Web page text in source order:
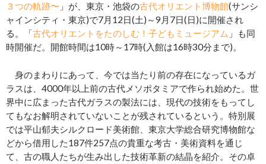
３つの軌跡〜 」が、東京・池袋の古代オリエント博物館(サンシ
ャインシティ・東京)で7月12日(土)～9月7日(日)に開催され
る。「古代オリエントをたのしむ！子どもミュージアム 」も同
時開催だ。開館時間は10時～17時(入館は16時30分まで)。
身のまわりにあって、今では当たり前の存在になっているガ
ラスは、4000年以上前の古代メソポタミアで作られ始めた。世
界中に広まった古代ガラスの製法には、現代の技術をもってし
てもなお解明されていないことが残されているという。特別展
では平山郁夫シルクロード美術館、東京大学総合研究博物館な
どから借用した187件257点の貴重な考古・美術資料を通じ
て、古の職人たちが生み出した技術革新の結晶を紹介。その卓